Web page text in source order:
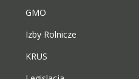
GMO
Izby Rolnicze
KRUS